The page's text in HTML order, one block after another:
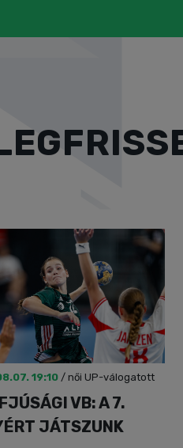
19:10 / női UP-válogatott
VB: A 7.
JÁTSZUNK